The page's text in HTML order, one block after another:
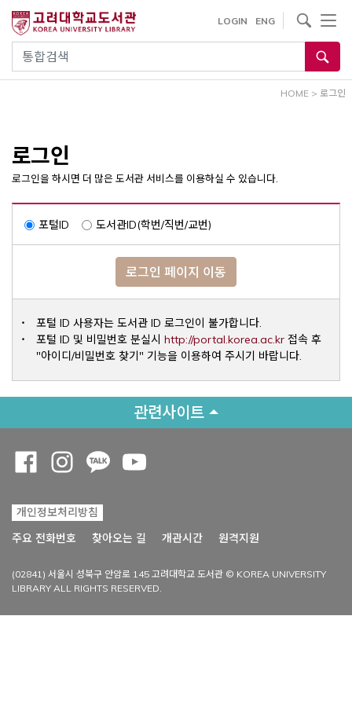
건
통합검색
LOGIN ENG
사이트내 검색
HOME > 로그인
로그인
로그인을 하시면 더 많은 도서관 서비스를 이용하실 수 있습니다.
포털ID 도서관ID(학번/직번/교번)
로그인 페이지 이동
포털 ID 사용자는 도서관 ID 로그인이 불가합니다.
포털 ID 및 비밀번호 분실시 http://portal.korea.ac.krOpens a
접속 후
"아이디/비밀번호 찾기" 기능을 이용하여 주시기 바랍니다.
관련사이트
개인정보처리방침
주요 전화번호
찾아오는 길 개관시간 원격지원
(02841) 서울시 성북구 안암로 145 고려대학교 도서관 © KOREA UNIVERSITY
LIBRARY ALL RIGHTS RESERVED.
Opens a new window
Opens a new window
Opens a new window